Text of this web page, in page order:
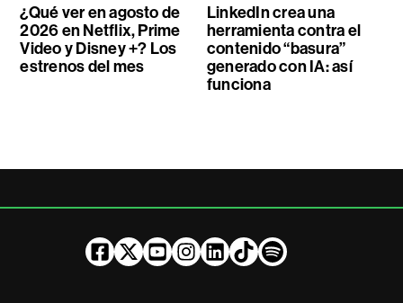
¿Qué ver en agosto de
2026 en Netflix, Prime
Video y Disney +? Los
estrenos del mes
LinkedIn crea una
herramienta contra el
contenido “basura”
generado con IA: así
funciona